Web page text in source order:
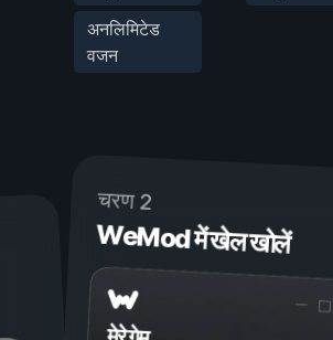
अनलिमिटेड
वजन
चरण 2
WeMod में खेल खोलें